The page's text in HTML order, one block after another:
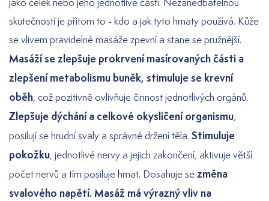
jako celek nebo jeho jednotlivé části. Nezanedbatelnou
skutečností je přitom to - kdo a jak tyto hmaty používá. Kůže
se vlivem pravidelné masáže zpevní a stane se pružnější.
Masáží se zlepšuje prokrvení masírovaných části a
zlepšení metabolismu buněk, stimuluje se krevní
oběh, což pozitivně ovlivňuje činnost jednotlivých orgánů.
Zlepšuje dýchání a celkové okysličení organismu,
posilují se hrudní svaly a správné držení těla. Stimuluje
pokožku, jednotlivé nervy a jejich zakončení, aktivuje větší
počet nervů a tím posiluje hmat. Dosahuje sezměna
svalového napětí. Masáž má výrazný vliv na